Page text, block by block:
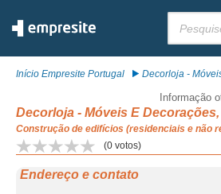
Início Empresite Portugal Decorloja -
Informação
Decorloja - Móveis E
Construção de edifícios (residenciais e não
(0 votos)
Endereço e contato